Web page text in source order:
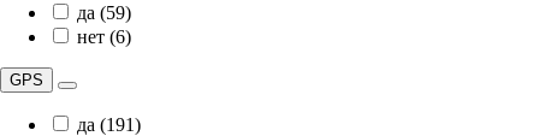
да (59)
нет (6)
GPS
да (191)